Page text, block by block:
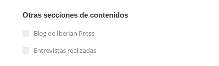
Otras secciones de contenidos
Blog de Iberian Press
Entrevistas realizadas